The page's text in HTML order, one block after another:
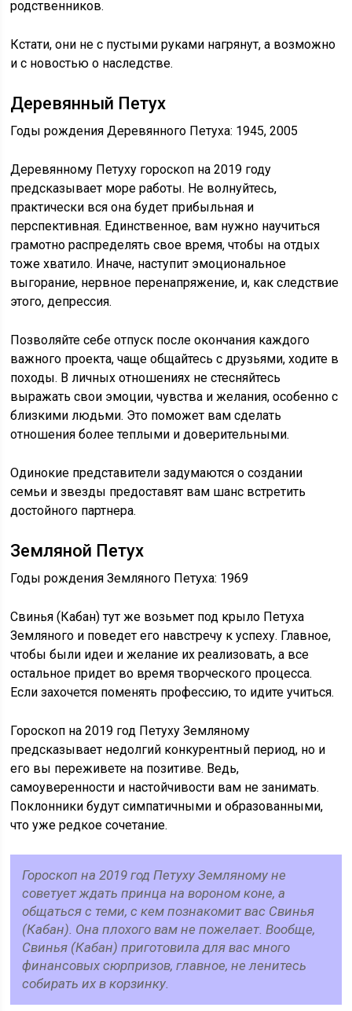
родственников.
Кстати, они не с пустыми руками нагрянут, а возможно
и с новостью о наследстве.
Деревянный Петух
Годы рождения Деревянного Петуха: 1945, 2005
Деревянному Петуху гороскоп на 2019 году
предсказывает море работы. Не волнуйтесь,
практически вся она будет прибыльная и
перспективная. Единственное, вам нужно научиться
грамотно распределять свое время, чтобы на отдых
тоже хватило. Иначе, наступит эмоциональное
выгорание, нервное перенапряжение, и, как следствие
этого, депрессия.
Позволяйте себе отпуск после окончания каждого
важного проекта, чаще общайтесь с друзьями, ходите в
походы. В личных отношениях не стесняйтесь
выражать свои эмоции, чувства и желания, особенно с
близкими людьми. Это поможет вам сделать
отношения более теплыми и доверительными.
Одинокие представители задумаются о создании
семьи и звезды предоставят вам шанс встретить
достойного партнера.
Земляной Петух
Годы рождения Земляного Петуха: 1969
Свинья (Кабан) тут же возьмет под крыло Петуха
Земляного и поведет его навстречу к успеху. Главное,
чтобы были идеи и желание их реализовать, а все
остальное придет во время творческого процесса.
Если захочется поменять профессию, то идите учиться.
Гороскоп на 2019 год Петуху Земляному
предсказывает недолгий конкурентный период, но и
его вы переживете на позитиве. Ведь,
самоуверенности и настойчивости вам не занимать.
Поклонники будут симпатичными и образованными,
что уже редкое сочетание.
Гороскоп на 2019 год Петуху Земляному не
советует ждать принца на вороном коне, а
общаться с теми, с кем познакомит вас Свинья
(Кабан). Она плохого вам не пожелает. Вообще,
Свинья (Кабан) приготовила для вас много
финансовых сюрпризов, главное, не ленитесь
собирать их в корзинку.